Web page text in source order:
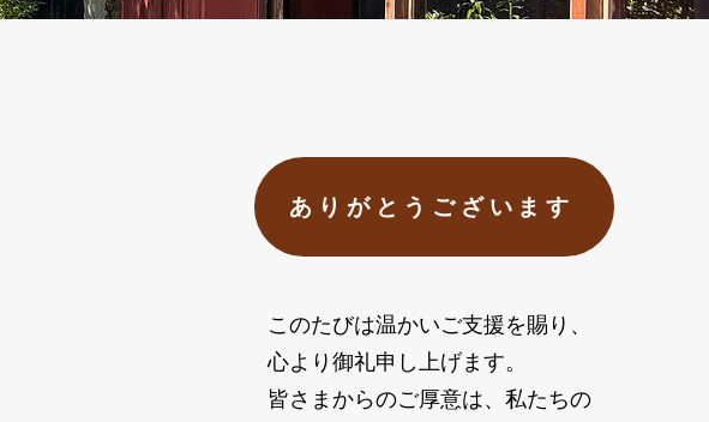
ありがとうございます
このたびは温かいご支援を賜り、
心より御礼申し上げます。
皆さまからのご厚意は、私たちの